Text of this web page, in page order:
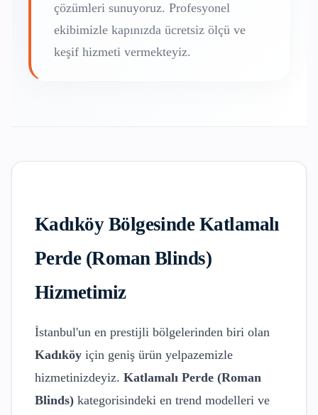
çözümleri sunuyoruz. Profesyonel
ekibimizle kapınızda ücretsiz ölçü ve
keşif hizmeti vermekteyiz.
KadıköyBölgesinde Katlamalı
Perde (Roman Blinds)
Hizmetimiz
İstanbul'un en prestijli bölgelerinden biri olan
Kadıköy için geniş ürün yelpazemizle
hizmetinizdeyiz. Katlamalı Perde (Roman
Blinds) kategorisindeki en trend modelleri ve